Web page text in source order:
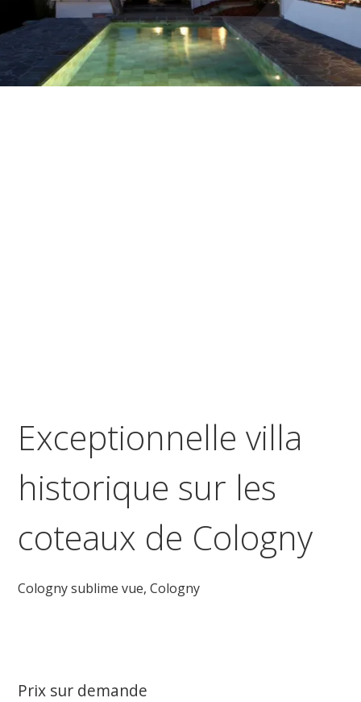
Exceptionnelle villa
historique sur les
coteaux de Cologny
Cologny sublime vue,Cologny
Prix sur demande